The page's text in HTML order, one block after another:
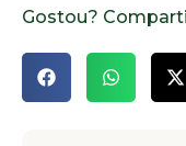
Gostou?